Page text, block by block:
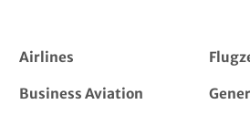
Airlines
Business Aviation